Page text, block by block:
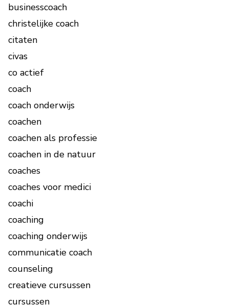
businesscoach
christelijke coach
citaten
civas
co actief
coach
coach onderwijs
coachen
coachen als professie
coachen in de natuur
coaches
coaches voor medici
coachi
coaching
coaching onderwijs
communicatie coach
counseling
creatieve cursussen
cursussen